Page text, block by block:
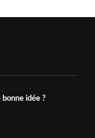
bonne idée ?